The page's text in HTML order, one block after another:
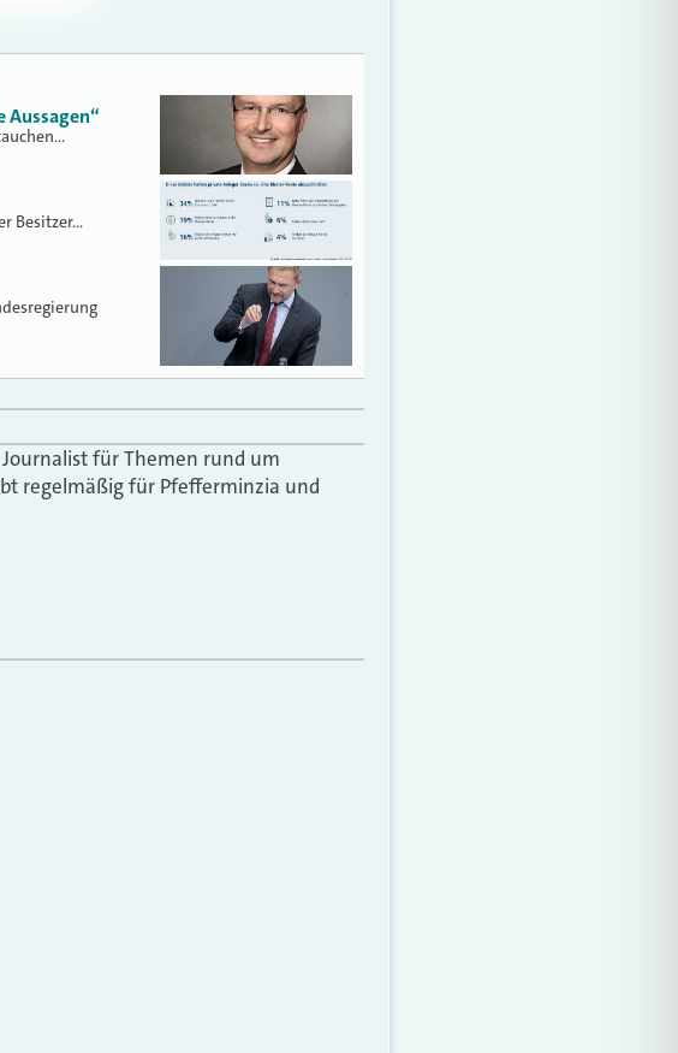
Aussagen“
Besitzer…
für Themen rund um
regelmäßig für Pfefferminzia und